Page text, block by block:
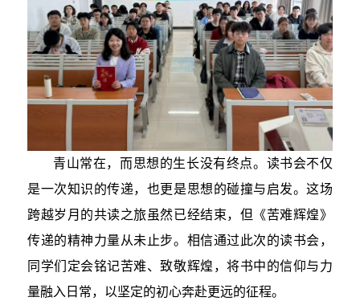
青山常在，而思想的生长没有终点。读书会不仅
是一次知识的传递，也更是思想的碰撞与启发。这场
跨越岁月的共读之旅虽然已经结束，但《苦难辉煌》
传递的精神力量从未止步。相信通过此次的读书会，
同学们定会铭记苦难、致敬辉煌，将书中的信仰与力
量融入日常，以坚定的初心奔赴更远的征程。